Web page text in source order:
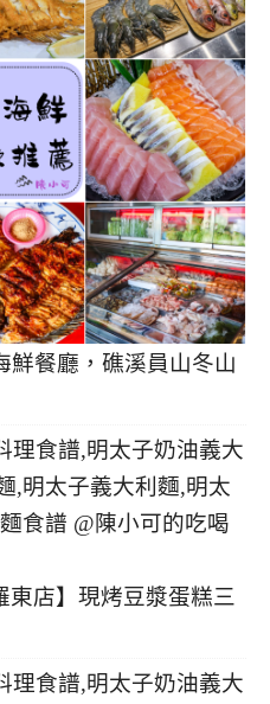
鮮餐廳，礁溪員山冬山
東店】現烤豆漿蛋糕三